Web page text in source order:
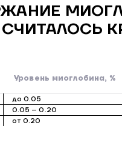
Уровень миоглобина, %
до 0.05
0.05 – 0.20
от 0.20